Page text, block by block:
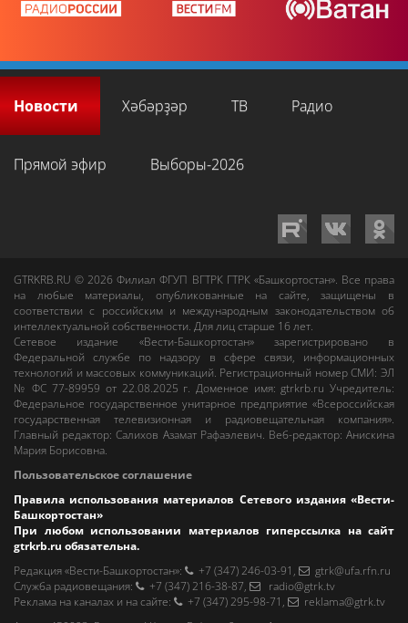
Новости Хәбәрҙәр ТВ Радио
Прямой эфир Выборы-2026
GTRKRB.RU © 2026Филиал ФГУП ВГТРК ГТРК «Башкортостан». Все права
на любые материалы, опубликованные на сайте, защищены в
соответствии с российским и международным законодательством об
интеллектуальной собственности. Для лиц старше 16 лет.
Сетевое издание «Вести-Башкортостан»зарегистрировано в
Федеральной службе по надзору в сфере связи, информационных
технологий и массовых коммуникаций. Регистрационный номер СМИ: ЭЛ
№ ФС 77-89959 от 22.08.2025 г. Доменное имя:gtrkrb.ru Учредитель:
Федеральное государственное унитарное предприятие «Всероссийская
государственная телевизионная и радиовещательная компания».
Главный редактор:Салихов Азамат Рафаэлевич. Веб-редактор:Анискина
Мария Борисовна.
Пользовательское соглашение
Правила использования материалов Сетевого издания «Вести-
Башкортостан»
При любом использовании материалов гиперссылка на сайт
gtrkrb.ru обязательна.
Редакция «Вести-Башкортостан»: +7 (347) 246-03-91 ,
gtrk@ufa.rfn.ru
Cлужба радиовещания: +7 (347) 216-38-87,
radio@gtrk.tv
Реклама на каналах и на сайте: +7 (347) 295-98-71 ,
reklama@gtrk.tv